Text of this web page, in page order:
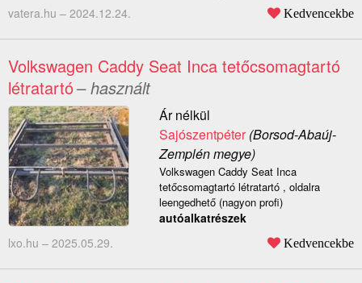
vatera.hu – 2024.12.24. Kedvencekbe
Volkswagen Caddy Seat Inca tetőcsomagtartó
létratartó– használt
Ár nélkül
Sajószentpéter(Borsod-Abaúj-
Zemplén megye)
Volkswagen Caddy Seat Inca
tetőcsomagtartó létratartó , oldalra
leengedhető (nagyon profi)
autóalkatrészek
lxo.hu – 2025.05.29. Kedvencekbe